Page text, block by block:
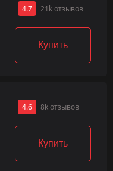
4.7 21k отзывов
Купить
4.6 8k отзывов
Купить